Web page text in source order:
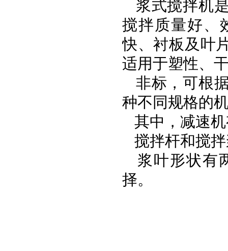
浆式搅拌机
搅拌质量好、
快、衬板及叶
适用于塑性、
非标，可根
种不同规格的
其中，减速
搅拌杆和搅
浆叶形状有
择。